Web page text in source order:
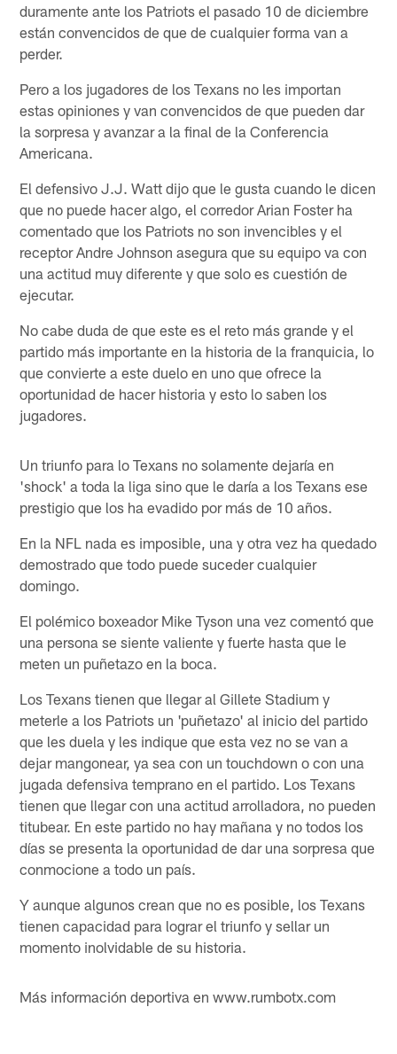
duramente ante los Patriots el pasado 10 de diciembre
están convencidos de que de cualquier forma van a
perder.
Pero a los jugadores de los Texans no les importan
estas opiniones y van convencidos de que pueden dar
la sorpresa y avanzar a la final de la Conferencia
Americana.
El defensivo J.J. Watt dijo que le gusta cuando le dicen
que no puede hacer algo, el corredor Arian Foster ha
comentado que los Patriots no son invencibles y el
receptor Andre Johnson asegura que su equipo va con
una actitud muy diferente y que solo es cuestión de
ejecutar.
No cabe duda de que este es el reto más grande y el
partido más importante en la historia de la franquicia, lo
que convierte a este duelo en uno que ofrece la
oportunidad de hacer historia y esto lo saben los
jugadores.
Un triunfo para lo Texans no solamente dejaría en
'shock' a toda la liga sino que le daría a los Texans ese
prestigio que los ha evadido por más de 10 años.
En la NFL nada es imposible, una y otra vez ha quedado
demostrado que todo puede suceder cualquier
domingo.
El polémico boxeador Mike Tyson una vez comentó que
una persona se siente valiente y fuerte hasta que le
meten un puñetazo en la boca.
Los Texans tienen que llegar al Gillete Stadium y
meterle a los Patriots un 'puñetazo' al inicio del partido
que les duela y les indique que esta vez no se van a
dejar mangonear, ya sea con un touchdown o con una
jugada defensiva temprano en el partido. Los Texans
tienen que llegar con una actitud arrolladora, no pueden
titubear. En este partido no hay mañana y no todos los
días se presenta la oportunidad de dar una sorpresa que
conmocione a todo un país.
Y aunque algunos crean que no es posible, los Texans
tienen capacidad para lograr el triunfo y sellar un
momento inolvidable de su historia.
Más información deportiva en www.rumbotx.com